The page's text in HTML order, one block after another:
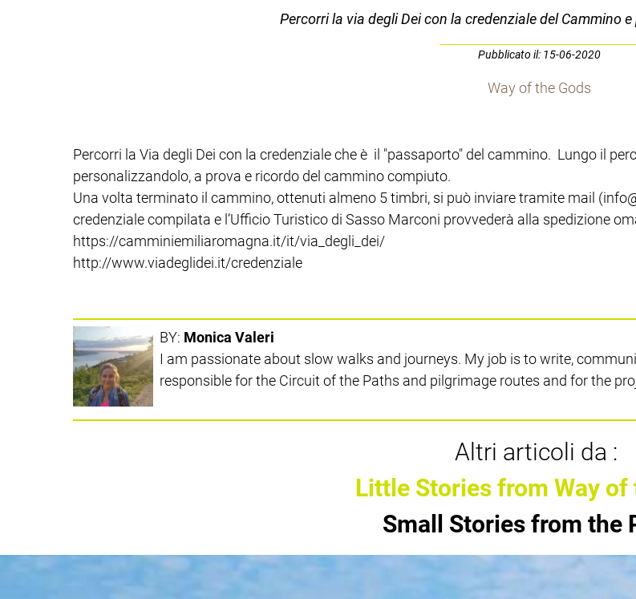
Percorri la via degli Dei con la credenziale del Cammino
Pubblicato il: 15-06-2020
Way of the Gods
Percorri la Via degli Dei con la credenziale che è il "passaporto" del cammino. Lungo il
personalizzandolo, a prova e ricordo del cammino compiuto.
Una volta terminato il cammino, ottenuti almeno 5 timbri, si può inviare tramite mail
credenziale compilata e l’Ufficio Turistico di Sasso Marconi provvederà alla spedizione
https://camminiemiliaromagna.it/it/via_degli_dei/
http://www.viadeglidei.it/credenziale
BY: Monica Valeri
I am passionate about slow walks and journeys. My job is to write,
responsible for the Circuit of the Paths and pilgrimage routes and for the
Altri articoli da :
Little Stories from Way of
Small Stories from the